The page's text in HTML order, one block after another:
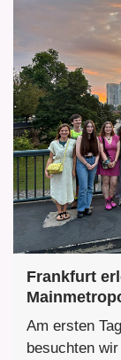
Frankfurt
Am ersten
besuchten